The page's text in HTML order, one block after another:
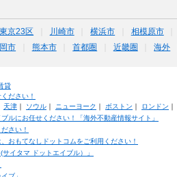
東京23区 川崎市 横浜市 相模原市
市 熊本市 首都圏 近畿圏 海外
貸
ださい！
天津｜ ソウル｜ ニューヨーク ｜ ボストン ｜ ロンドン ｜
ルにお任せください！「海外不動産情報サイト」
さい！
おもてなしドットコムをご利用ください！
イタマ ドットエイブル）」